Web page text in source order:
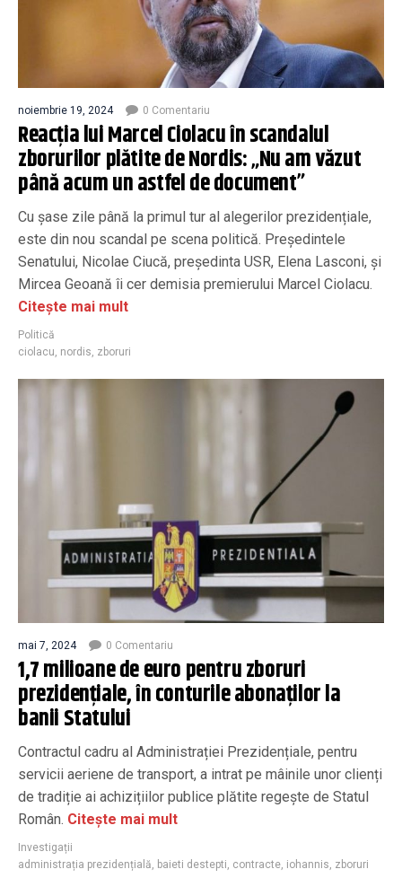
noiembrie 19, 2024 0 Comentariu
Reacția lui Marcel Ciolacu în scandalul
zborurilor plătite de Nordis: „Nu am văzut
până acum un astfel de document”
Cu șase zile până la primul tur al alegerilor prezidențiale,
este din nou scandal pe scena politică. Președintele
Senatului, Nicolae Ciucă, președinta USR, Elena Lasconi, și
Mircea Geoană îi cer demisia premierului Marcel Ciolacu.
Citește mai mult
Politică
ciolacu, nordis, zboruri
mai 7, 2024 0 Comentariu
1,7 milioane de euro pentru zboruri
prezidențiale, în conturile abonaților la
banii Statului
Contractul cadru al Administrației Prezidențiale, pentru
servicii aeriene de transport, a intrat pe mâinile unor clienți
de tradiție ai achizițiilor publice plătite regește de Statul
Român. Citește mai mult
Investigații
administrația prezidențială, baieti destepti, contracte, iohannis, zboruri